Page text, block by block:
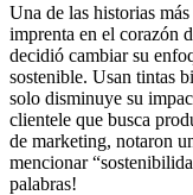
Una de las historias
imprenta en el corazón
decidió cambiar su
sostenible. Usan tintas
solo disminuye su
clientele que busca
de marketing, notaron
mencionar
palabras!